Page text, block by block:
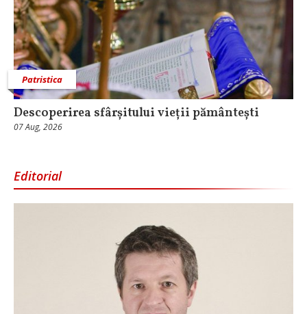
Patristica
Descoperirea sfârșitului vieții pământești
07 Aug, 2026
Editorial